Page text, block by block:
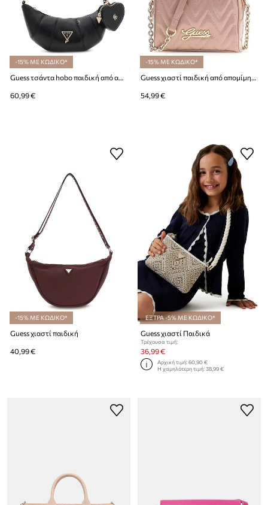
-15% ΜΕ ΚΩΔΙΚΟ*
Guess τσάντα hobo παιδική από απομίμηση δέρματος
60,99 €
-15% ΜΕ ΚΩΔΙΚΟ*
Guess χιαστί παιδική από απομίμηση δέρματος
54,99 €
-15% ΜΕ ΚΩΔΙΚΟ*
Guess χιαστί παιδική
40,99 €
ΕΞΤΡΑ -5% ΜΕ ΚΩΔΙΚΟ*
Guess χιαστί Παιδικά
Τρέχουσα τιμή:
36,99 €
Αρχική τιμή:60,90 €
Η χαμηλότερη τιμή:38,99 €